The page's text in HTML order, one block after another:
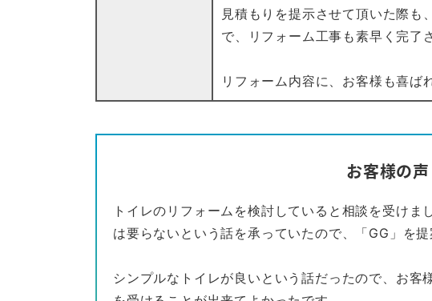
見積もりを提示させて頂いた際も
で、リフォーム工事も素早く完了
リフォーム内容に、お客様も喜ば
お客様の声
トイレのリフォームを検討していると相談を受けま
は要らないという話を承っていたので、「GG」を提
シンプルなトイレが良いという話だったので、お客